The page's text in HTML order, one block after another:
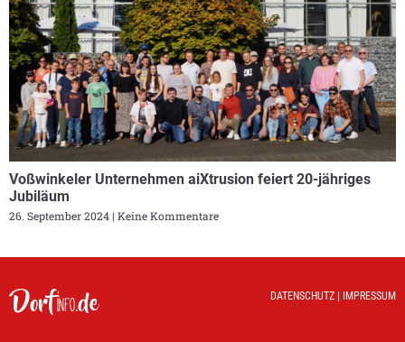
Voßwinkeler Unternehmen aiXtrusion feiert 20-jähriges
Jubiläum
26. September 2024 Keine Kommentare
DATENSCHUTZ | IMPRESSUM